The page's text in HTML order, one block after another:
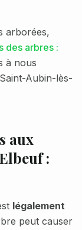
arborées,
des arbres :
à nous
Saint-Aubin-lès-
aux
:
légalement
peut causer